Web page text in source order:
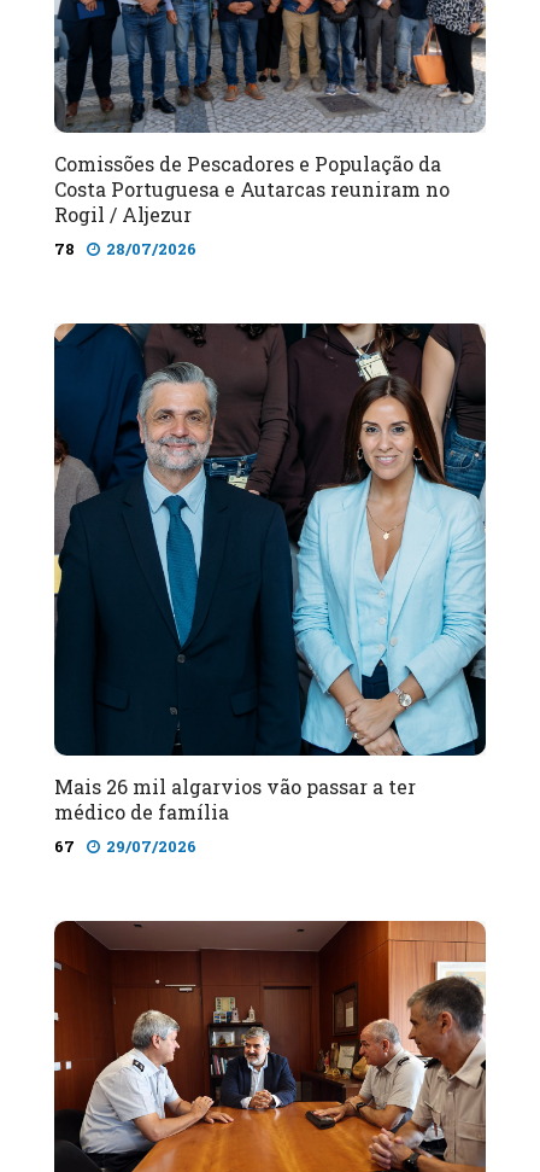
Comissões de Pescadores e População da
Costa Portuguesa e Autarcas reuniram no
Rogil / Aljezur
78 28/07/2026
Mais 26 mil algarvios vão passar a ter
médico de família
67 29/07/2026